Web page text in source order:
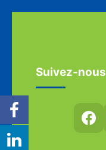
Suivez-nous